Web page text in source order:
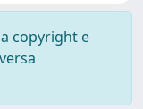
copyright e